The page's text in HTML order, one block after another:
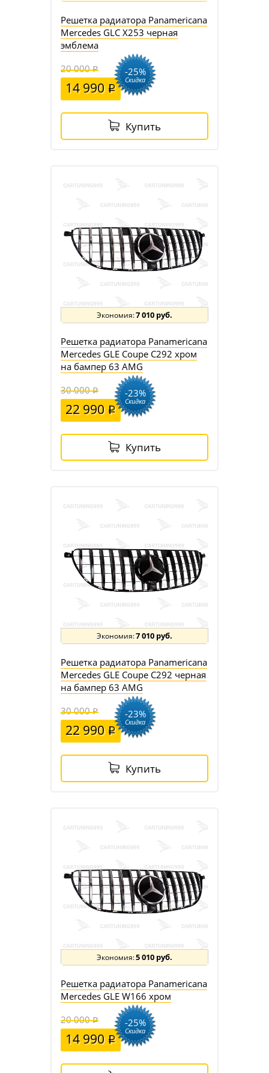
Решетка радиатора Panamericana
Mercedes GLC X253 черная
эмблема
20 000
14 990
-25%
Скидка
Купить
7 010 руб.
Решетка радиатора Panamericana
Mercedes GLE Coupe C292 хром
на бампер 63 AMG
30 000
22 990
-23%
Скидка
Купить
7 010 руб.
Решетка радиатора Panamericana
Mercedes GLE Coupe C292 черная
на бампер 63 AMG
30 000
22 990
-23%
Скидка
Купить
5 010 руб.
Решетка радиатора Panamericana
Mercedes GLE W166 хром
20 000
14 990
-25%
Скидка